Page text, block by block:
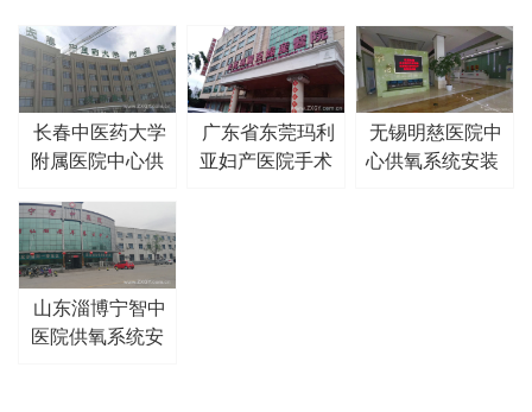
长春中医药大学
附属医院中心供
广东省东莞玛利
亚妇产医院手术
无锡明慈医院中
心供氧系统安装
山东淄博宁智中
医院供氧系统安